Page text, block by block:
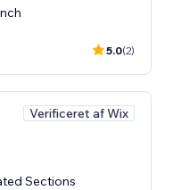
5.0(2)
Verificeret af Wix
Sections